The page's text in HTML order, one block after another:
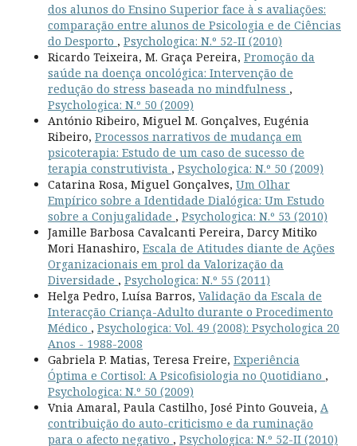
dos alunos do Ensino Superior face à s avaliações:
comparação entre alunos de Psicologia e de Ciências
do Desporto , Psychologica: N.º 52-II (2010)
Ricardo Teixeira, M. Graça Pereira, Promoção da
saúde na doença oncológica: Intervenção de
redução do stress baseada no mindfulness ,
Psychologica: N.º 50 (2009)
António Ribeiro, Miguel M. Gonçalves, Eugénia
Ribeiro, Processos narrativos de mudança em
psicoterapia: Estudo de um caso de sucesso de
terapia construtivista , Psychologica: N.º 50 (2009)
Catarina Rosa, Miguel Gonçalves, Um Olhar
Empírico sobre a Identidade Dialógica: Um Estudo
sobre a Conjugalidade , Psychologica: N.º 53 (2010)
Jamille Barbosa Cavalcanti Pereira, Darcy Mitiko
Mori Hanashiro, Escala de Atitudes diante de Ações
Organizacionais em prol da Valorização da
Diversidade , Psychologica: N.º 55 (2011)
Helga Pedro, Luísa Barros, Validação da Escala de
Interacção Criança-Adulto durante o Procedimento
Médico , Psychologica: Vol. 49 (2008): Psychologica 20
Anos - 1988-2008
Gabriela P. Matias, Teresa Freire, Experiência
Óptima e Cortisol: A Psicofisiologia no Quotidiano ,
Psychologica: N.º 50 (2009)
Vnia Amaral, Paula Castilho, José Pinto Gouveia, A
contribuição do auto-criticismo e da ruminação
para o afecto negativo , Psychologica: N.º 52-II (2010)